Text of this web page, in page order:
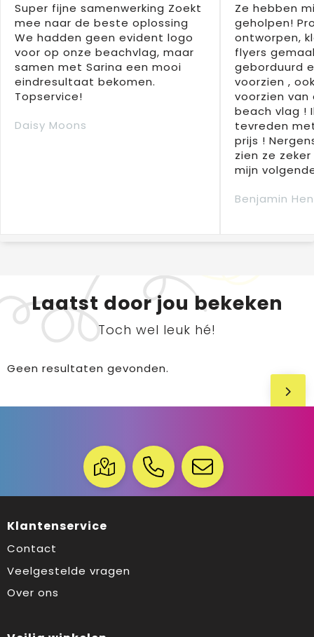
Super fijne samenwerking Zoekt
mee naar de beste oplossing
We hadden geen evident logo
voor op onze beachvlag, maar
samen met Sarina een mooi
eindresultaat bekomen.
Topservice!
Daisy Moons
Ze hebben
geholpen!
ontworpen,
flyers
geborduurd
voorzien ,
voorzien
beach vlag !
tevreden
prijs !
zien ze
mijn
Benjamin
Laatst door jou bekeken
Toch wel leuk hé!
Geen resultaten gevonden.
Klantenservice
Contact
Veelgestelde vragen
Over ons